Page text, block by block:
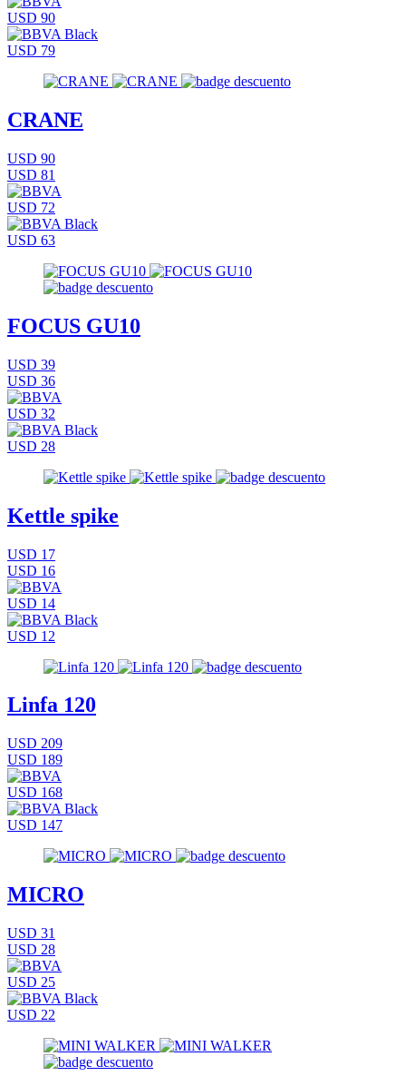
USD 90
USD 79
CRANE
USD 90
USD 81
USD 72
USD 63
FOCUS GU10
USD 39
USD 36
USD 32
USD 28
Kettle spike
USD 17
USD 16
USD 14
USD 12
Linfa 120
USD 209
USD 189
USD 168
USD 147
MICRO
USD 31
USD 28
USD 25
USD 22